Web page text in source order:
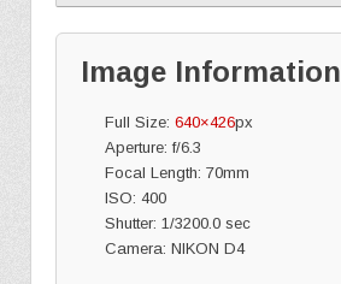
Image Information
Full Size: 640×426px
Aperture: f/6.3
Focal Length: 70mm
ISO: 400
Shutter: 1/3200.0 sec
Camera: NIKON D4